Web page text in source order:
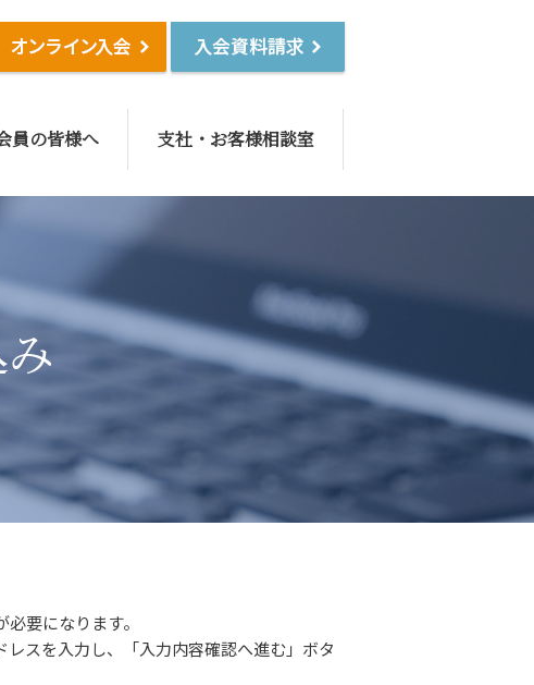
員の皆様へ 支社・お客様相談室
要になります。
スを入力し、「入力内容確認へ進む」ボタ